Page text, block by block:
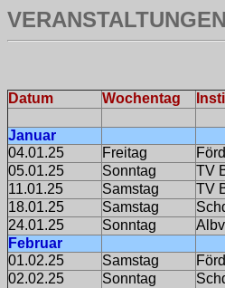
VERANSTALTUNGEN
Datum Wochentag
Januar
04.01.25
Freitag
05.01.25
Sonntag TV
11.01.25
Samstag TV
18.01.25
Samstag
24.01.25
Sonntag
Februar
01.02.25
Samstag
02.02.25
Sonntag